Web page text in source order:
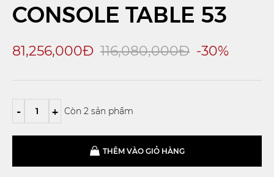
CONSOLE TABLE 53
81,256,000Đ 116,080,000Đ -30%
- + Còn 2 sản phẩm
THÊM VÀO GIỎ HÀNG